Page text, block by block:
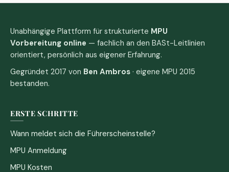
Unabhängige Plattform für strukturierte MPU
Vorbereitung online — fachlich an den BASt-Leitlinien
orientiert, persönlich aus eigener Erfahrung.
Gegründet 2017 von Ben Ambros · eigene MPU 2015
bestanden.
ERSTE SCHRITTE
Wann meldet sich die Führerscheinstelle?
MPU Anmeldung
MPU Kosten